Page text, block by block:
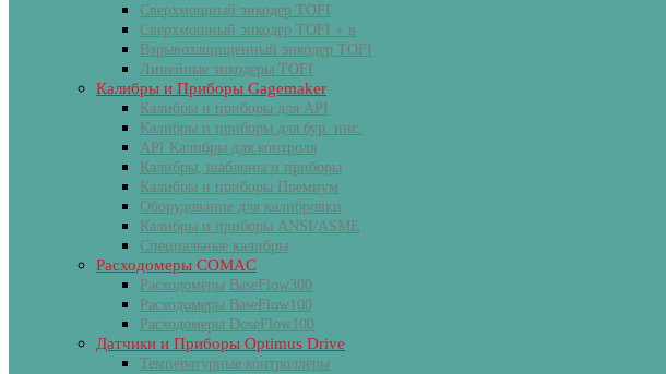
Сверхмощный энкодер TOFI
Сверхмощный энкодер TOFI + в
Взрывозащищенный энкодер TOFI
Линейные энкодеры TOFI
Калибры и Приборы Gagemaker
Калибры и приборы для API
Калибры и приборы для бур. инс.
API Калибры для контроля
Калибры, шаблоны и приборы
Калибры и приборы Премиум
Оборудование для калибровки
Калибры и приборы ANSI/ASME
Специальные калибры
Расходомеры COMAC
Расходомеры BaseFlow300
Расходомеры BaseFlow100
Расходомеры DoseFlow100
Датчики и Приборы Optimus Drive
Температурные контроллеры